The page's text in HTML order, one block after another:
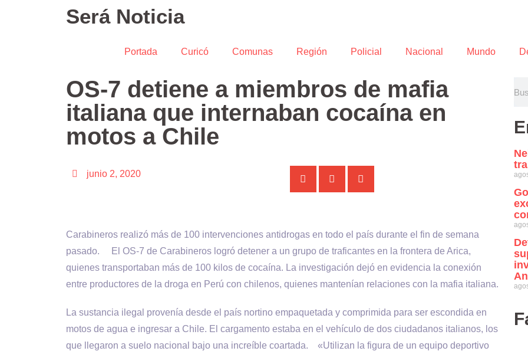
Será Noticia
Portada Curicó Comunas Región Policial Nacional Mundo
OS-7 detiene a miembros de mafia
italiana que internaban cocaína en
motos a Chile
junio 2, 2020
Carabineros realizó más de 100 intervenciones antidrogas en todo el país durante el fin de semana
pasado. El OS-7 de Carabineros logró detener a un grupo de traficantes en la frontera de Arica,
quienes transportaban más de 100 kilos de cocaína. La investigación dejó en evidencia la conexión
entre productores de la droga en Perú con chilenos, quienes mantenían relaciones con la mafia italiana.
La sustancia ilegal provenía desde el país nortino empaquetada y comprimida para ser escondida en
motos de agua e ingresar a Chile. El cargamento estaba en el vehículo de dos ciudadanos italianos, los
que llegaron a suelo nacional bajo una increíble coartada. «Utilizan la figura de un equipo deportivo